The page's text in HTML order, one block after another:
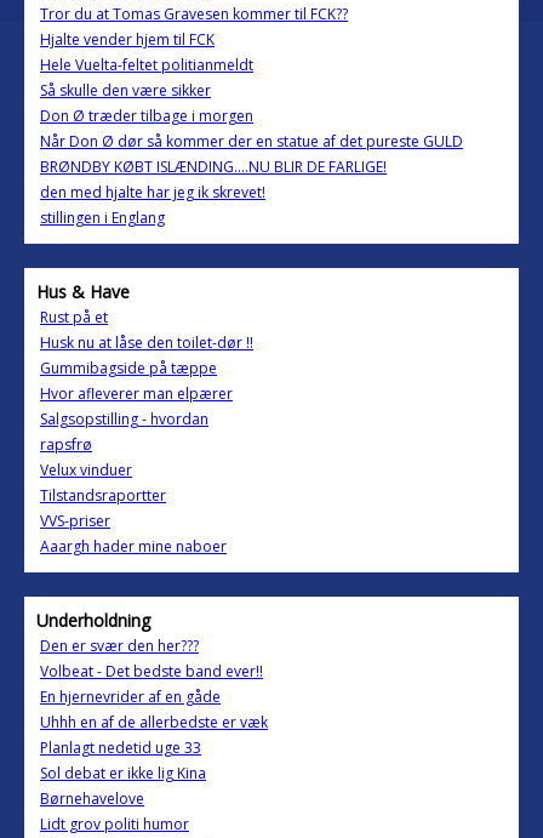
Tror du at Tomas Gravesen kommer til FCK??
Hjalte vender hjem til FCK
Hele Vuelta-feltet politianmeldt
Så skulle den være sikker
Don Ø træder tilbage i morgen
Når Don Ø dør så kommer der en statue af det pureste GULD
BRØNDBY KØBT ISLÆNDING....NU BLIR DE FARLIGE!
den med hjalte har jeg ik skrevet!
stillingen i Englang
Hus & Have
Rust på et
Husk nu at låse den toilet-dør !!
Gummibagside på tæppe
Hvor afleverer man elpærer
Salgsopstilling - hvordan
rapsfrø
Velux vinduer
Tilstandsraportter
VVS-priser
Aaargh hader mine naboer
Underholdning
Den er svær den her???
Volbeat - Det bedste band ever!!
En hjernevrider af en gåde
Uhhh en af de allerbedste er væk
Planlagt nedetid uge 33
Sol debat er ikke lig Kina
Børnehavelove
Lidt grov politi humor